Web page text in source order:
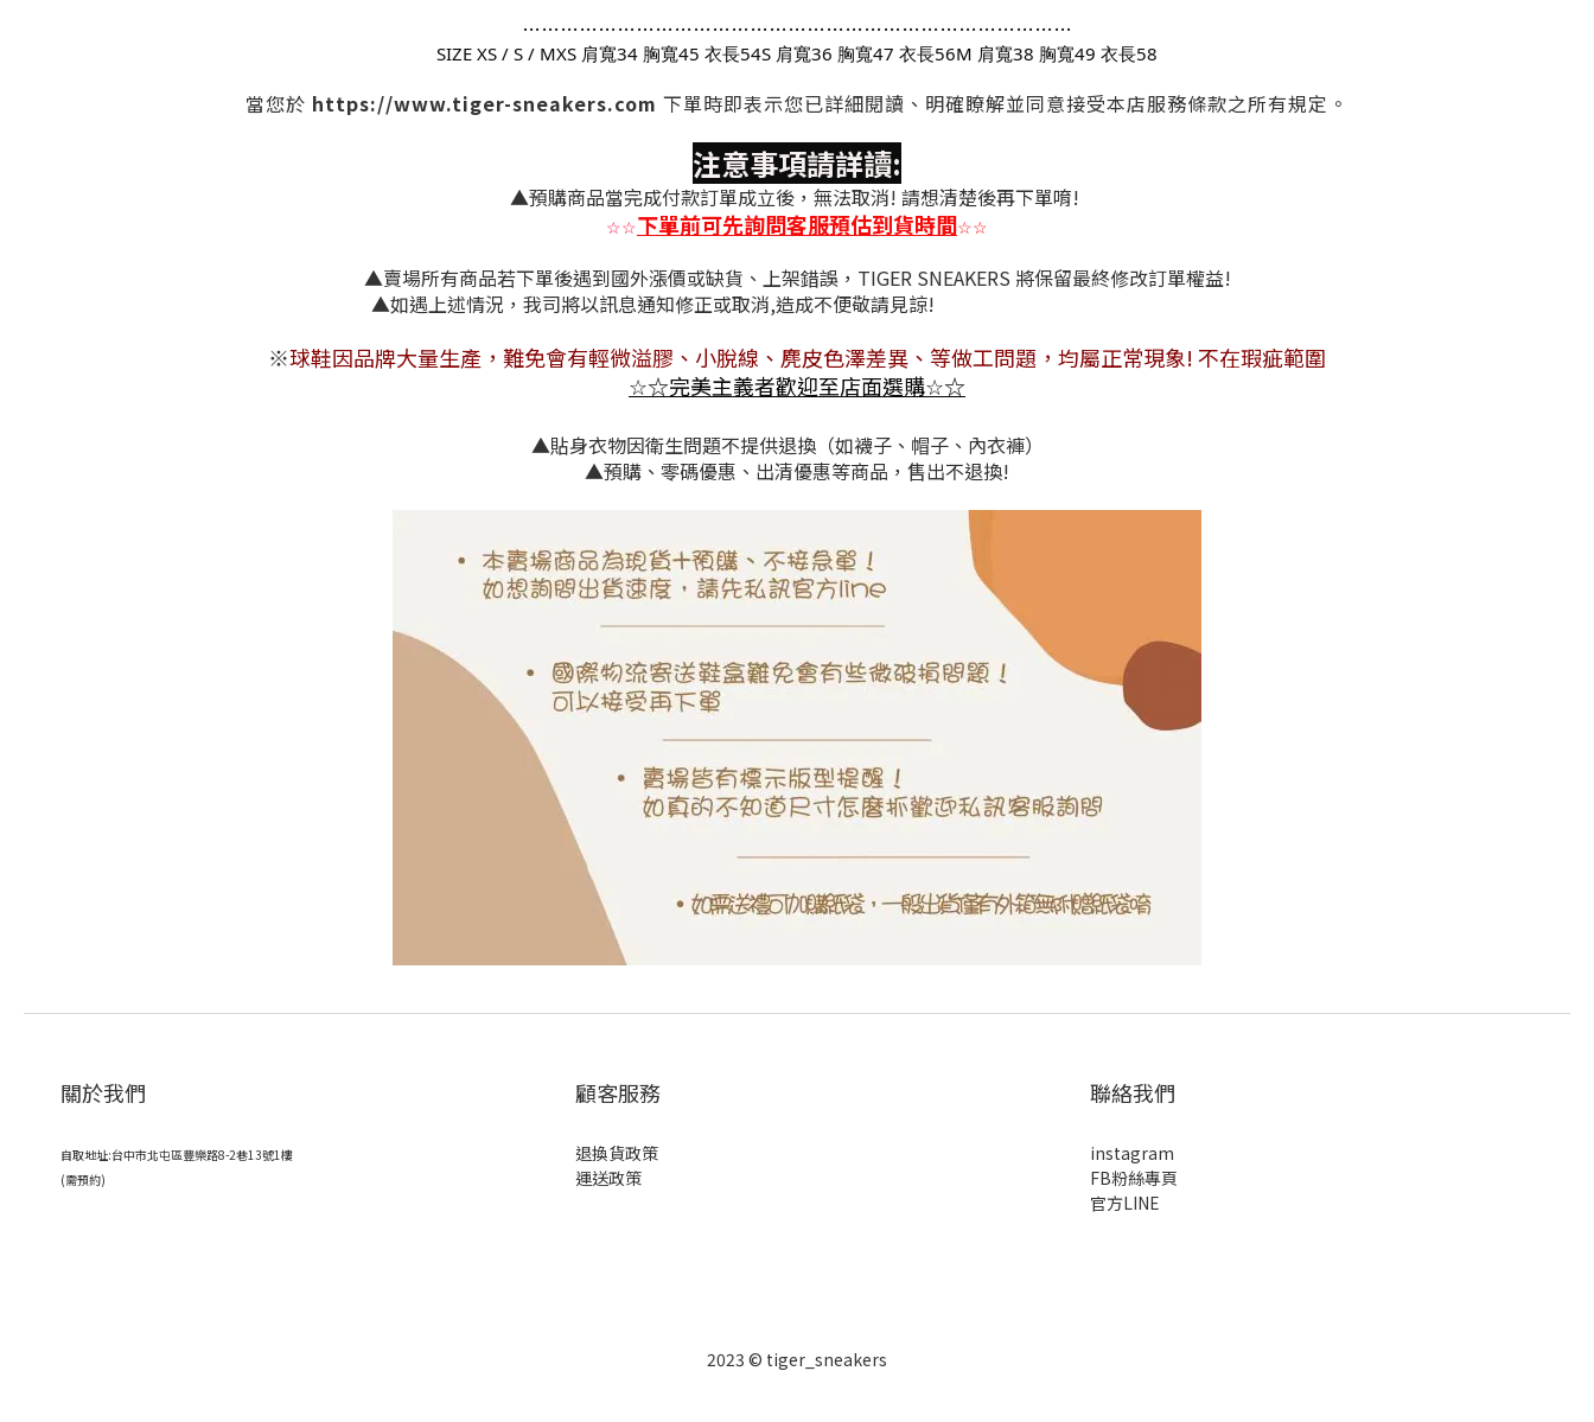
……………………………………………………………………………
SIZE XS / S / MXS 肩寬34 胸寬45 衣長54S 肩寬36 胸寬47 衣長56M 肩寬38 胸寬49 衣長58
當您於 https://www.tiger-sneakers.com 下單時即表示您已詳細閱讀、明確瞭解並同意接受本店服務條款之所有規定。
注意事項請詳讀:
▲預購商品當完成付款訂單成立後，無法取消! 請想清楚後再下單唷!
☆☆下單前可先詢問客服預估到貨時間☆☆
▲賣場所有商品若下單後遇到國外漲價或缺貨、上架錯誤，TIGER SNEAKERS 將保留最終修改訂單權益!
▲如遇上述情況，我司將以訊息通知修正或取消,造成不便敬請見諒!
※球鞋因品牌大量生產，難免會有輕微溢膠、小脫線、麂皮色澤差異 、等做工問題，均屬正常現象! 不在瑕疵範圍
☆☆完美主義者歡迎至店面選購☆☆
▲貼身衣物因衛生問題不提供退換（如襪子、帽子、內衣褲）
▲預購、零碼優惠、出清優惠等商品，售出不退換!
關於我們
自取地址:台中市北屯區豐樂路8-2巷13號1樓
(需預約)
顧客服務
退換貨政策
運送政策
聯絡我們
instagram
FB粉絲專頁
官方LINE
2023 © tiger_sneakers